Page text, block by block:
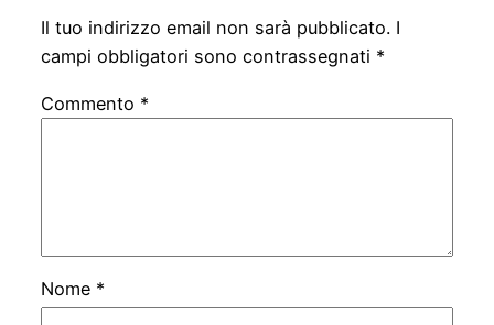
Il tuo indirizzo email non sarà pubblicato. I
campi obbligatori sono contrassegnati *
Commento *
Nome *